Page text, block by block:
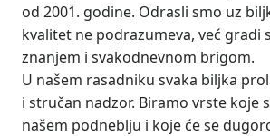
od 2001. godine. Odrasli smo uz
kvalitet ne podrazumeva, već gradi
znanjem i svakodnevnom brigom.
U našem rasadniku svaka biljka
i stručan nadzor. Biramo vrste koje
našem podneblju i koje će se